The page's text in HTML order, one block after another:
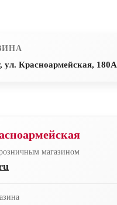
ул. Красноармейская, 180А
магазином